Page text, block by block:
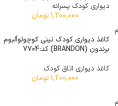
دیواری کودک پسرانه
1,200,000تومان
کاغذ دیواری کودک نینی کوچولوآلبوم
برندون (BRANDON) کد:7704
کاغذ دیواری اتاق کودک
1,200,000تومان